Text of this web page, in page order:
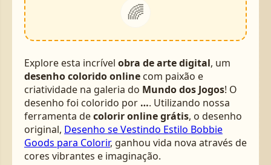
🌈
Explore esta incrível obra de arte digital, um
desenho colorido online com paixão e
criatividade na galeria do Mundo dos Jogos! O
desenho foi colorido por …. Utilizando nossa
ferramenta decolorir online grátis, o desenho
original, Desenho se Vestindo Estilo Bobbie
Goods para Colorir, ganhou vida nova através de
cores vibrantes e imaginação.